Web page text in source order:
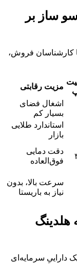
ساز بر
کارشناسان فروش،
مزیت رقابتی
اشغال فضای
بسیار کم
استاندارد طلایی
بازار
دقت دمایی
فوق‌العاده
سرعت بالا، بدون
نیاز به باریستا
هلدینگ
داراییِ سرمایه‌ای